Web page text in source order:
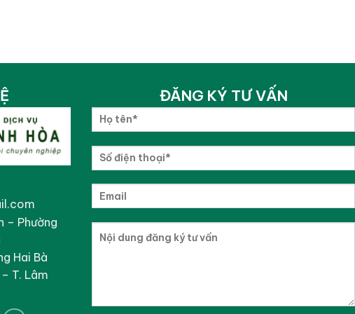
– Phường
Hai Bà
T. Lâm
ĐĂNG KÝ TƯ VẤN